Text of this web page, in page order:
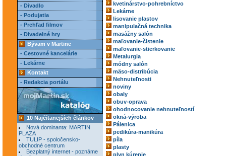
- Divadlo
- Podujatia
- Prehľad filmov
- Divadelné hry
Bývam v Martine
- Cestovné kancelárie
- Lekárne
Kontakt
- Redakcia portálu
10 Najčítanejších článkov
Nová dominanta: MARTIN
PLAZA
TULIP - spoločensko-
obchodné centrum
Bezplatný internet - poznáme
kvetinárstvo-pohrebníctvo
Lekárne
lisovanie plastov
manipulačná technika
masážny salón
maľovanie-čistenie
maľovanie-stierkovanie
Metalurgia
módny salón
mäso-distribúcia
Nehnuteľnosti
noviny
obaly
obuv-oprava
ohodnocovanie nehnuteľností
okná-výroba
Pálenica
pedikúra-manikúra
píla
plasty
plyn kúrenie